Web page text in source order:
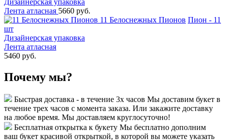
Лента атласная 5660 руб.
11 Белоснежных Пионов Пион - 11
шт
Дизайнерская упаковка
Лента атласная
5460 руб.
Почему мы?
Быстрая доставка - в течение 3х часов Мы доставим букет в
течение трех часов с момента заказа. Или закажите доставку
на любое время. Мы доставляем круглосуточно!
Бесплатная открытка к букету Мы бесплатно дополним
ваш букет красивой открыткой, в которой вы можете указать